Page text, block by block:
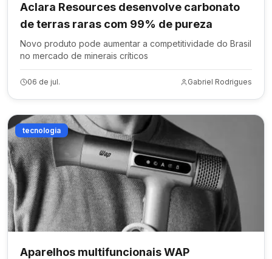
Aclara Resources desenvolve carbonato
de terras raras com 99% de pureza
Novo produto pode aumentar a competitividade do Brasil
no mercado de minerais críticos
06 de jul. Gabriel Rodrigues
tecnologia
Aparelhos multifuncionais WAP